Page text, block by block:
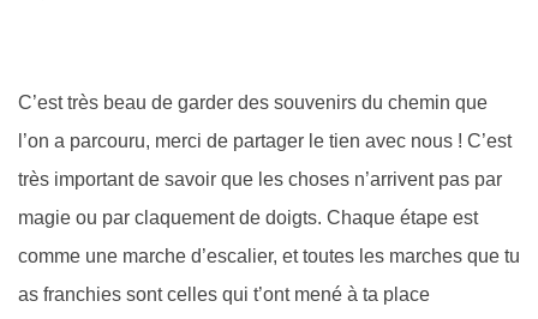
C’est très beau de garder des souvenirs du chemin que
l’on a parcouru, merci de partager le tien avec nous ! C’est
très important de savoir que les choses n’arrivent pas par
magie ou par claquement de doigts. Chaque étape est
comme une marche d’escalier, et toutes les marches que tu
as franchies sont celles qui t’ont mené à ta place